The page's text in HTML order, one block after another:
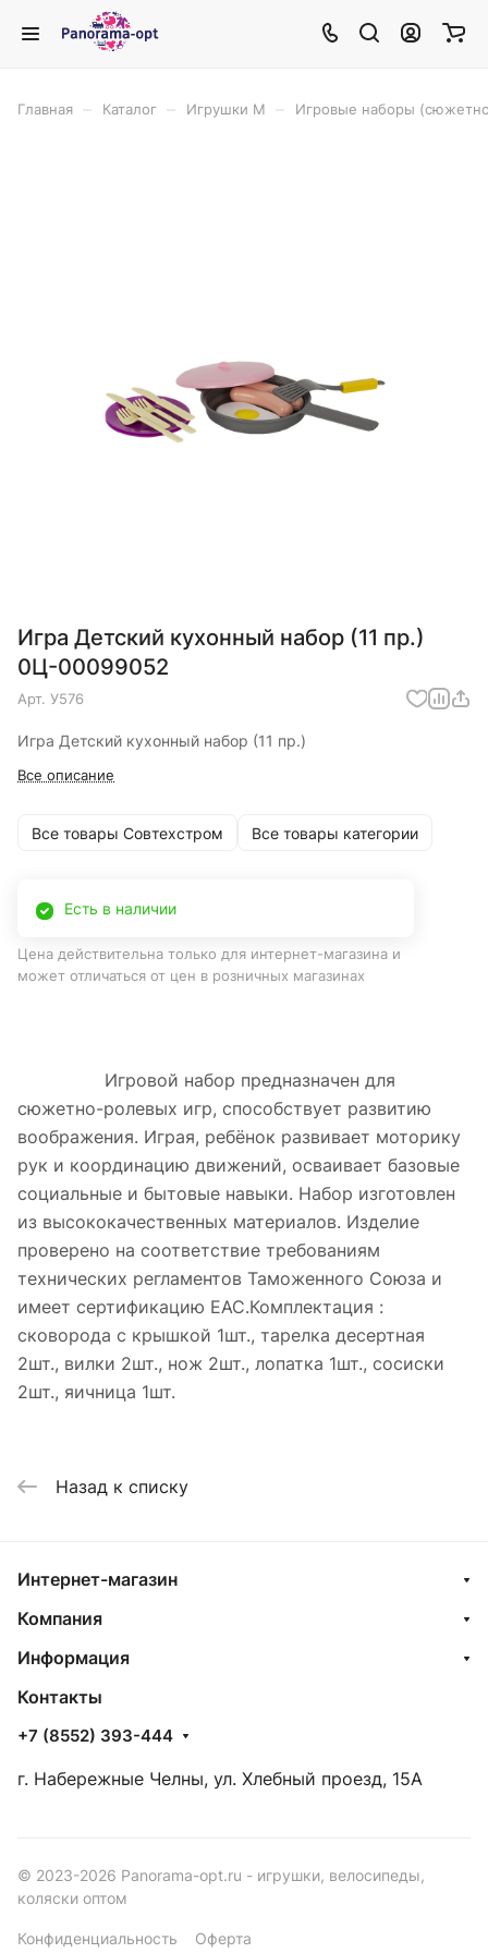
Главная Каталог Игрушки М Игровые наборы
Игра Детский кухонный набор (11 пр.)
0Ц-00099052
Арт. У576
Игра Детский кухонный набор (11 пр.)
Все описание
Все товары Совтехстром Все товары категории
Есть в наличии
Цена действительна только для интернет-магазина и
может отличаться от цен в розничных магазинах
Игровой набор предназначен для
сюжетно-ролевых игр, способствует развитию
воображения. Играя, ребёнок развивает моторику
рук и координацию движений, осваивает базовые
социальные и бытовые навыки. Набор изготовлен
из высококачественных материалов. Изделие
проверено на соответствие требованиям
технических регламентов Таможенного Союза и
имеет сертификацию ЕАС.Комплектация :
сковорода с крышкой 1шт., тарелка десертная
2шт., вилки 2шт., нож 2шт., лопатка 1шт., сосиски
2шт., яичница 1шт.
Назад к списку
Интернет-магазин
Компания
Информация
Контакты
+7 (8552) 393-444
г. Набережные Челны, ул. Хлебный проезд, 15А
© 2023-2026 Panorama-opt.ru - игрушки, велосипеды,
коляски оптом
Конфиденциальность Оферта